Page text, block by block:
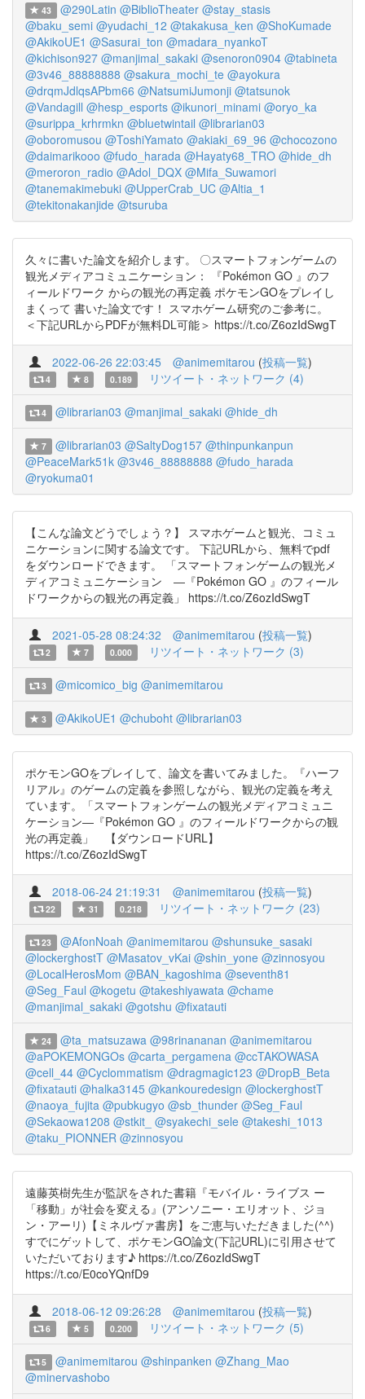
43 @290Latin @BiblioTheater @stay_stasis
@baku_semi @yudachi_12 @takakusa_ken @ShoKumade
@AkikoUE1 @Sasurai_ton @madara_nyankoT
@kichison927 @manjimal_sakaki @senoron0904 @tabineta
@3v46_88888888 @sakura_mochi_te @ayokura
@drqmJdlqsAPbm66 @NatsumiJumonji @tatsunok
@Vandagill @hesp_esports @ikunori_minami @oryo_ka
@surippa_krhrmkn @bluetwintail @librarian03
@oboromusou @ToshiYamato @akiaki_69_96 @chocozono
@daimarikooo @fudo_harada @Hayaty68_TRO @hide_dh
@meroron_radio @Adol_DQX @Mifa_Suwamori
@tanemakimebuki @UpperCrab_UC @Altia_1
@tekitonakanjide @tsuruba
久々に書いた論文を紹介します。 〇スマートフォンゲームの
観光メディアコミュニケーション： 『Pokémon GO 』のフ
ィールドワーク からの観光の再定義 ポケモンGOをプレイし
まくって 書いた論文です！ スマホゲーム研究のご参考に。
＜下記URLからPDFが無料DL可能＞ https://t.co/Z6ozIdSwgT
2022-06-26 22:03:45 @animemitarou (投稿一覧)
4 8 0.189 リツイート・ネットワーク (4)
4 @librarian03 @manjimal_sakaki @hide_dh
7 @librarian03 @SaltyDog157 @thinpunkanpun
@PeaceMark51k @3v46_88888888 @fudo_harada
@ryokuma01
【こんな論文どうでしょう？】 スマホゲームと観光、コミュ
ニケーションに関する論文です。 下記URLから、無料でpdf
をダウンロードできます。 「スマートフォンゲームの観光メ
ディアコミュニケーション ―『Pokémon GO 』のフィール
ドワークからの観光の再定義」 https://t.co/Z6ozIdSwgT
2021-05-28 08:24:32 @animemitarou (投稿一覧)
2 7 0.000 リツイート・ネットワーク (3)
3 @micomico_big @animemitarou
3 @AkikoUE1 @chuboht @librarian03
ポケモンGOをプレイして、論文を書いてみました。『ハーフ
リアル』のゲームの定義を参照しながら、観光の定義を考え
ています。「スマートフォンゲームの観光メディアコミュニ
ケーション―『Pokémon GO 』のフィールドワークからの観
光の再定義」 【ダウンロードURL】
https://t.co/Z6ozIdSwgT
2018-06-24 21:19:31 @animemitarou (投稿一覧)
22 31 0.218 リツイート・ネットワーク (23)
23 @AfonNoah @animemitarou @shunsuke_sasaki
@lockerghostT @Masatov_vKai @shin_yone @zinnosyou
@LocalHerosMom @BAN_kagoshima @seventh81
@Seg_Faul @kogetu @takeshiyawata @chame
@manjimal_sakaki @gotshu @fixatauti
24 @ta_matsuzawa @98rinananan @animemitarou
@aPOKEMONGOs @carta_pergamena @ccTAKOWASA
@cell_44 @Cyclommatism @dragmagic123 @DropB_Beta
@fixatauti @halka3145 @kankouredesign @lockerghostT
@naoya_fujita @pubkugyo @sb_thunder @Seg_Faul
@Sekaowa1208 @stkit_ @syakechi_sele @takeshi_1013
@taku_PIONNER @zinnosyou
遠藤英樹先生が監訳をされた書籍『モバイル・ライブス ー
「移動」が社会を変える』(アンソニー・エリオット、ジョ
ン・アーリ)【ミネルヴァ書房】をご恵与いただきました(^^)
すでにゲットして、ポケモンGO論文(下記URL)に引用させて
いただいております♪ https://t.co/Z6ozIdSwgT
https://t.co/E0coYQnfD9
2018-06-12 09:26:28 @animemitarou (投稿一覧)
6 5 0.200 リツイート・ネットワーク (5)
5 @animemitarou @shinpanken @Zhang_Mao
@minervashobo